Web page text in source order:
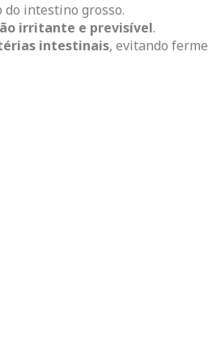
intestino grosso.
irritante e previsível.
intestinais, evitando